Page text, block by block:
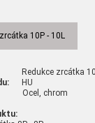
10P - 10L
zrcátka
HU
Ocel, chrom